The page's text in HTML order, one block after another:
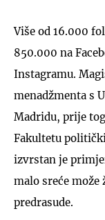
Više od 16.000
850.000 na
Instagramu.
menadžmenta s
Madridu, prije
Fakultetu
izvrstan je
malo sreće
predrasude.